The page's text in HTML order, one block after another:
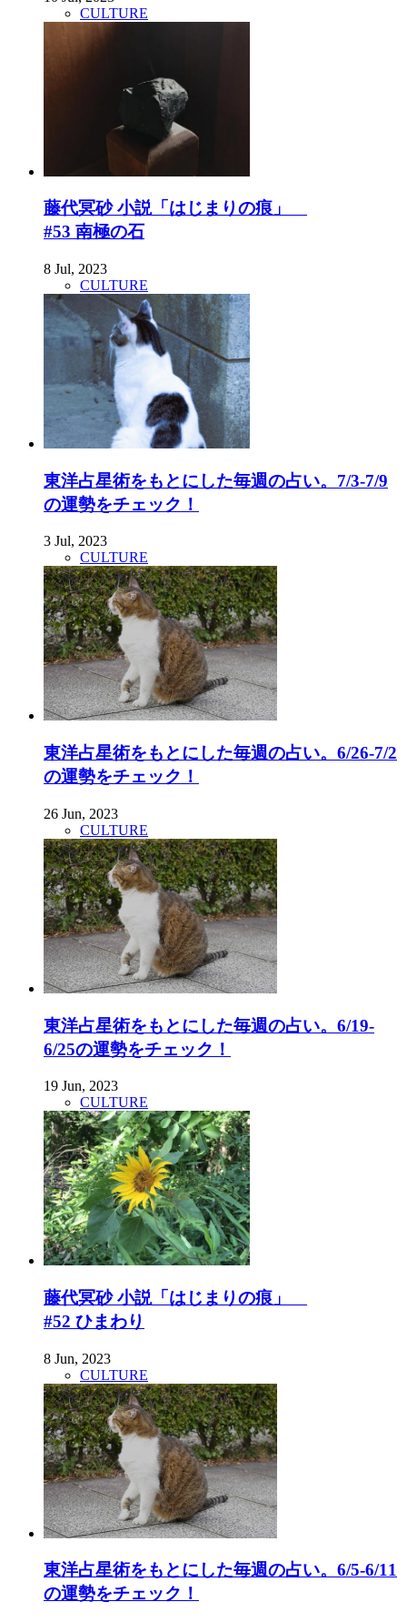
CULTURE
藤代冥砂 小説「はじまりの痕」
#53 南極の石
8 Jul, 2023
CULTURE
東洋占星術をもとにした毎週の占い。7/3-7/9
の運勢をチェック！
3 Jul, 2023
CULTURE
東洋占星術をもとにした毎週の占い。6/26-7/2
の運勢をチェック！
26 Jun, 2023
CULTURE
東洋占星術をもとにした毎週の占い。6/19-
6/25の運勢をチェック！
19 Jun, 2023
CULTURE
藤代冥砂 小説「はじまりの痕」
#52 ひまわり
8 Jun, 2023
CULTURE
東洋占星術をもとにした毎週の占い。6/5-6/11
の運勢をチェック！